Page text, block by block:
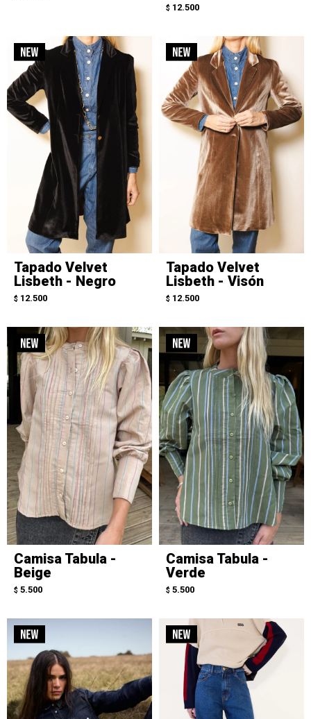
$ 12.500
Tapado Velvet
Lisbeth - Negro
$ 12.500
Tapado Velvet
Lisbeth - Visón
$ 12.500
Camisa Tabula -
Beige
$ 5.500
Camisa Tabula -
Verde
$ 5.500